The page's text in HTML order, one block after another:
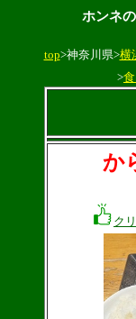
ホンネ
top>神奈川県>横
>
か
ク